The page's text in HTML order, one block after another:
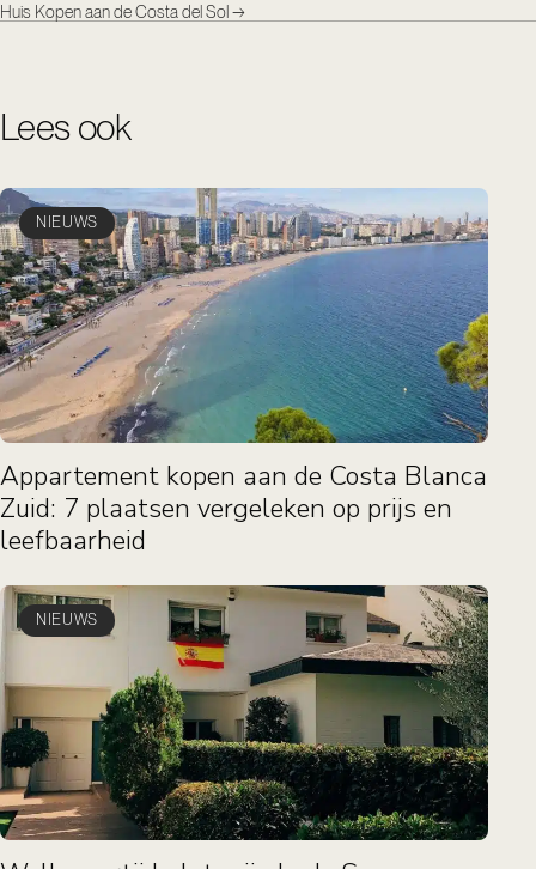
Huis Kopen aan de Costa del Sol →
Lees ook
NIEUWS
Appartement kopen aan de Costa Blanca
Zuid: 7 plaatsen vergeleken op prijs en
leefbaarheid
NIEUWS